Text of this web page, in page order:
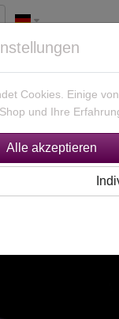
925 Silber
Cookies. Einige
und Ihre